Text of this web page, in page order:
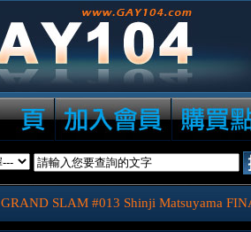
GRAND SLAM #013 Shinji Matsuyama